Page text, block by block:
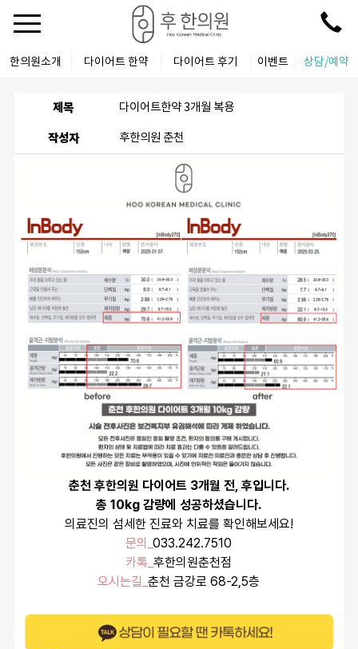
한의원소개 다이어트 한약 다이어트 후기 이벤트 상담/예약
제목 다이어트한약 3개월 복용
작성자 후한의원 춘천
춘천 후한의원 다이어트 3개월 전, 후입니다.
총 10kg 감량에 성공하셨습니다.
의료진의 섬세한 진료와 치료를 확인해보세요!
문의_033.242.7510
카톡_후한의원춘천점
오시는길_춘천 금강로 68-2,5층